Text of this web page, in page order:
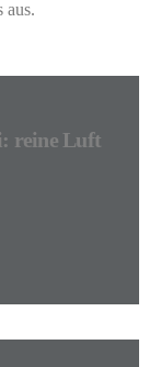
aus.
reine Luft